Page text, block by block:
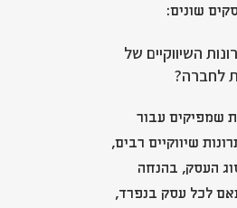
שונים:
השיווקיים של
לחברה?
שמפיקים עבור
שיווקיים רבים,
העסק, בהנחה
לכל עסק בנפרד,